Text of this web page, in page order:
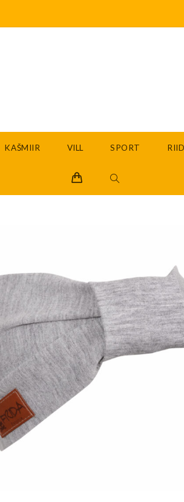
KAŠMIIR VILL SPORT